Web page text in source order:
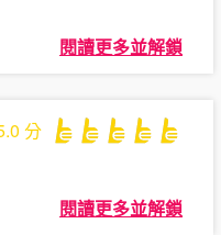
閱讀更多並解鎖
分
閱讀更多並解鎖